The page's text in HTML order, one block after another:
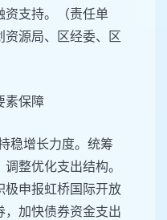
资支持。（责任单
资源局、区经委、区
素保障
稳增长力度。统筹
整优化支出结构。
极申报虹桥国际开放
，加快债券资金支出